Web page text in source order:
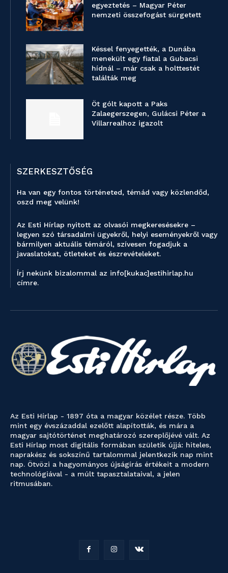
egyeztetés – Magyar Péter
nemzeti összefogást sürgetett
Késsel fenyegették, a Dunába
menekült egy fiatal a Gubacsi
hídnál – már csak a holttestét
találták meg
Öt gólt kapott a Paks
Zalaegerszegen, Gulácsi Péter a
Villarrealhoz igazolt
SZERKESZTŐSÉG
Ha van egy fontos történeted, témád vagy közlendőd,
oszd meg velünk!
Az Esti Hírlap nyitott az olvasói megkeresésekre –
legyen szó társadalmi ügyekről, helyi eseményekről vagy
bármilyen aktuális témáról, szívesen fogadjuk a
javaslatokat, ötleteket és észrevételeket.
Írj nekünk bizalommal az info[kukac]estihirlap.hu
címre.
Az Esti Hírlap - 1897 óta a magyar közélet része. Több
mint egy évszázaddal ezelőtt alapították, és mára a
magyar sajtótörténet meghatározó szereplőjévé vált. Az
Esti Hírlap most digitális formában születik újjá: hiteles,
naprakész és sokszínű tartalommal jelentkezik nap mint
nap. Ötvözi a hagyományos újságírás értékeit a modern
technológiával - a múlt tapasztalataival, a jelen
ritmusában.